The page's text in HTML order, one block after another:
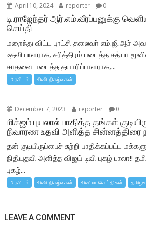
April 10, 2024 reporter 0
டி.ராஜேந்தர் ஆர்.எம்.வீரப்பனுக்கு
செய்தி
மறைந்து விட்ட புரட்சி தலைவர் எம்.ஜி.ஆர்
உதவியாளராக, சரித்திரம் படைத்த சத்யா
சாதனை படைத்த தயாரிப்பாளராக,...
அரசியல் சினி-நிகழ்வுகள்
December 7, 2023 reporter 0
மிக்ஜம் புயலால் பாதித்த தங்கள்
நிவாரண உதவி அளித்த சின்னத்திரை
தன் குடியிருப்பைச் சுற்றி பாதிக்கப்பட்ட
நிதியுதவி அளித்த விஜய் டிவி புகழ் பாலா!!
புகழ்...
அரசியல் சினி-நிகழ்வுகள் சினிமா செய்திகள்
LEAVE A COMMENT